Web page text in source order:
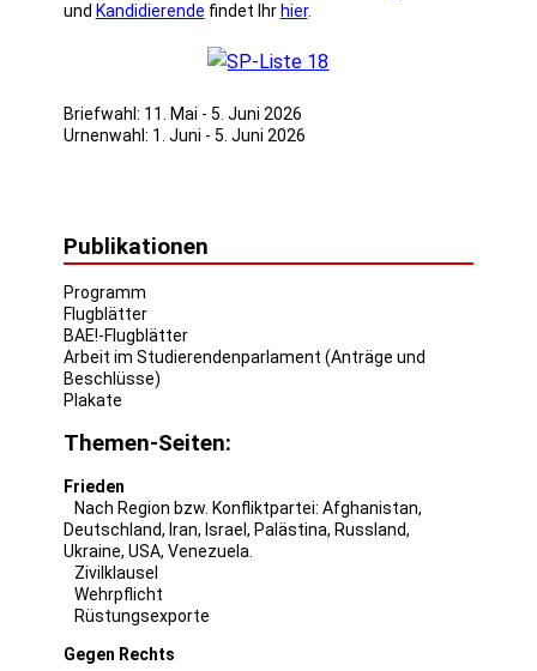
und Kandidierende findet Ihr hier.
Briefwahl: 11. Mai - 5. Juni 2026
Urnenwahl: 1. Juni - 5. Juni 2026
Publikationen
Programm
Flugblätter
BAE!-Flugblätter
Arbeit im Studierendenparlament (Anträge und
Beschlüsse)
Plakate
Themen-Seiten:
Frieden
Nach Region bzw. Konfliktpartei: Afghanistan,
Deutschland, Iran, Israel , Palästina, Russland,
Ukraine, USA, Venezuela
Zivilklausel
Wehrpflicht
Rüstungsexporte
Gegen Rechts